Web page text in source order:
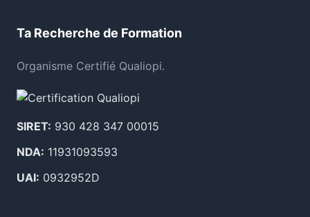
Ta Recherche de Formation
Organisme Certifié Qualiopi.
SIRET: 930 428 347 00015
NDA: 11931093593
UAI: 0932952D